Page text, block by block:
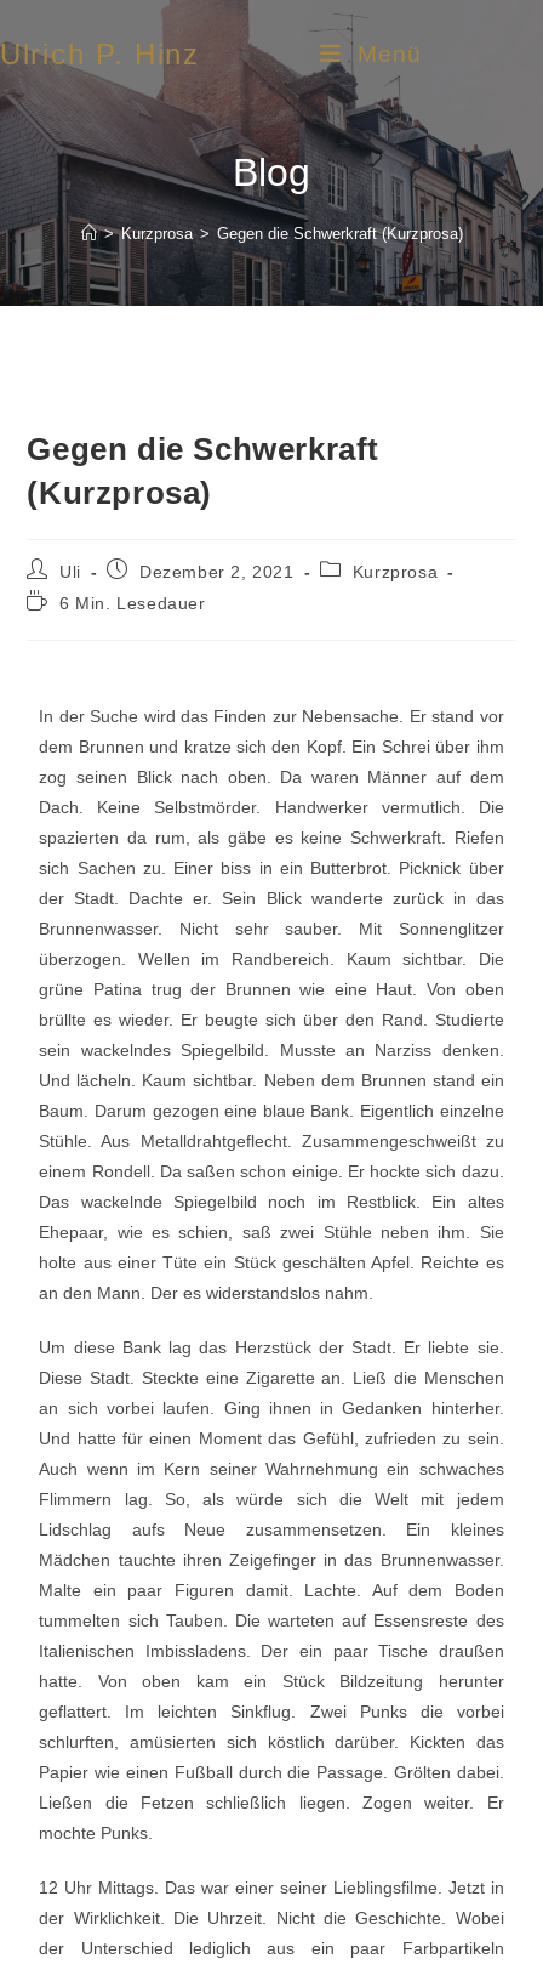
Ulrich P. Hinz Menü
Blog
> Kurzprosa > Gegen die Schwerkraft (Kurzprosa)
Gegen die Schwerkraft
(Kurzprosa)
Uli Dezember 2, 2021
Kurzprosa
6 Min. Lesedauer
In der Suche wird das Finden zur Nebensache. Er stand vor
dem Brunnen und kratze sich den Kopf. Ein Schrei über ihm
zog seinen Blick nach oben. Da waren Männer auf dem
Dach. Keine Selbstmörder. Handwerker vermutlich. Die
spazierten da rum, als gäbe es keine Schwerkraft. Riefen
sich Sachen zu. Einer biss in ein Butterbrot. Picknick über
der Stadt. Dachte er. Sein Blick wanderte zurück in das
Brunnenwasser. Nicht sehr sauber. Mit Sonnenglitzer
überzogen. Wellen im Randbereich. Kaum sichtbar. Die
grüne Patina trug der Brunnen wie eine Haut. Von oben
brüllte es wieder. Er beugte sich über den Rand. Studierte
sein wackelndes Spiegelbild. Musste an Narziss denken.
Und lächeln. Kaum sichtbar. Neben dem Brunnen stand ein
Baum. Darum gezogen eine blaue Bank. Eigentlich einzelne
Stühle. Aus Metalldrahtgeflecht. Zusammengeschweißt zu
einem Rondell. Da saßen schon einige. Er hockte sich dazu.
Das wackelnde Spiegelbild noch im Restblick. Ein altes
Ehepaar, wie es schien, saß zwei Stühle neben ihm. Sie
holte aus einer Tüte ein Stück geschälten Apfel. Reichte es
an den Mann. Der es widerstandslos nahm.
Um diese Bank lag das Herzstück der Stadt. Er liebte sie.
Diese Stadt. Steckte eine Zigarette an. Ließ die Menschen
an sich vorbei laufen. Ging ihnen in Gedanken hinterher.
Und hatte für einen Moment das Gefühl, zufrieden zu sein.
Auch wenn im Kern seiner Wahrnehmung ein schwaches
Flimmern lag. So, als würde sich die Welt mit jedem
Lidschlag aufs Neue zusammensetzen. Ein kleines
Mädchen tauchte ihren Zeigefinger in das Brunnenwasser.
Malte ein paar Figuren damit. Lachte. Auf dem Boden
tummelten sich Tauben. Die warteten auf Essensreste des
Italienischen Imbissladens. Der ein paar Tische draußen
hatte. Von oben kam ein Stück Bildzeitung herunter
geflattert. Im leichten Sinkflug. Zwei Punks die vorbei
schlurften, amüsierten sich köstlich darüber. Kickten das
Papier wie einen Fußball durch die Passage. Grölten dabei.
Ließen die Fetzen schließlich liegen. Zogen weiter. Er
mochte Punks.
12 Uhr Mittags. Das war einer seiner Lieblingsfilme. Jetzt in
der Wirklichkeit. Die Uhrzeit. Nicht die Geschichte. Wobei
der Unterschied lediglich aus ein paar Farbpartikeln